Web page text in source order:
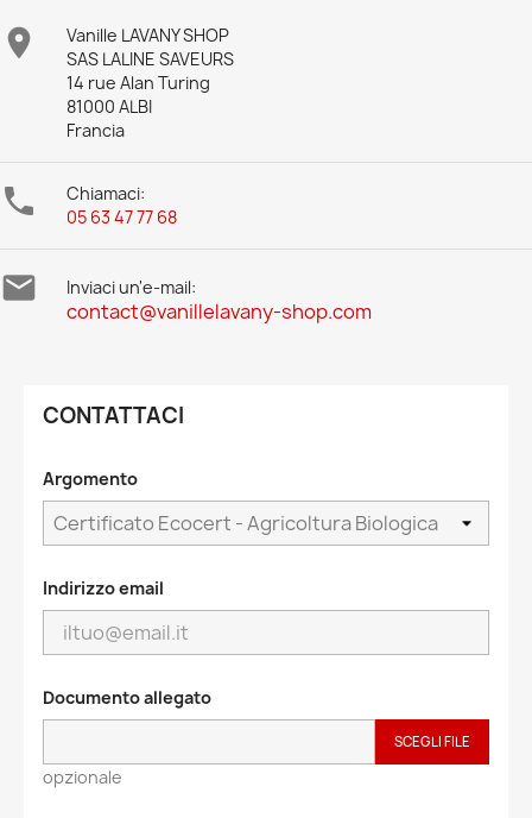

Vanille LAVANY SHOP
SAS LALINE SAVEURS
14 rue Alan Turing
81000 ALBI
Francia

Chiamaci:
05 63 47 77 68
 Inviaci un'e-mail:
contact@vanillelavany-shop.com
CONTATTACI
Argomento
Indirizzo email
Documento allegato
SCEGLI FILE
opzionale